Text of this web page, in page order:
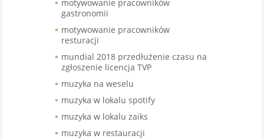
motywowanie pracowników
gastronomii
motywowanie pracowników
resturacji
mundial 2018 przedłużenie czasu na
zgłoszenie licencja TVP
muzyka na weselu
muzyka w lokalu spotify
muzyka w lokalu zaiks
muzyka w restauracji